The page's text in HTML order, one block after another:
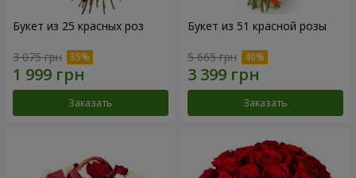
Букет из 25 красных роз
3 075 грн
Заказать
Букет из 51 красной розы
5 665 грн
Заказать